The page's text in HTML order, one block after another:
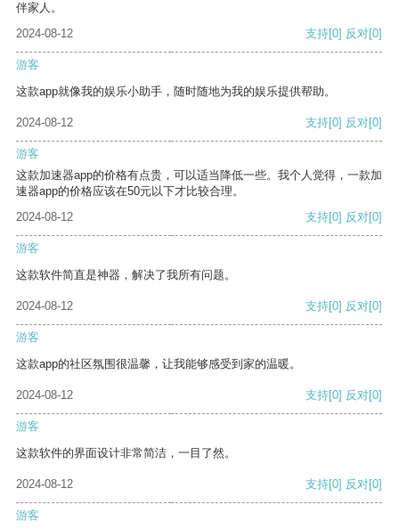
伴家人。
2024-08-12
支持[0] 反对[0]
游客
这款app就像我的娱乐小助手，随时随地为我的娱乐提供帮助。
2024-08-12 支持[0] 反对[0]
游客
这款加速器app的价格有点贵，可以适当降低一些。我个人觉得，一款加
速器app的价格应该在50元以下才比较合理。
2024-08-12
支持[0] 反对[0]
游客
这款软件简直是神器，解决了我所有问题。
2024-08-12 支持[0] 反对[0]
游客
这款app的社区氛围很温馨，让我能够感受到家的温暖。
2024-08-12 支持[0] 反对[0]
游客
这款软件的界面设计非常简洁，一目了然。
2024-08-12 支持[0] 反对[0]
游客